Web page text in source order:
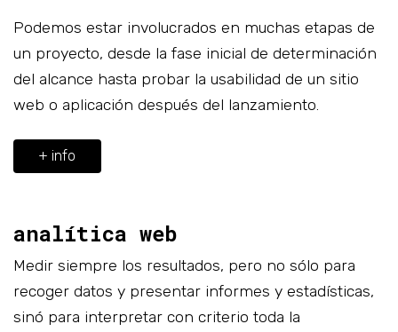
Podemos estar involucrados en muchas etapas de
un proyecto, desde la fase inicial de determinación
del alcance hasta probar la usabilidad de un sitio
web o aplicación después del lanzamiento.
+ info
analítica web
Medir siempre los resultados, pero no sólo para
recoger datos y presentar informes y estadísticas,
sinó para interpretar con criterio toda la